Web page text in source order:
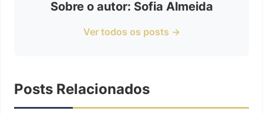
Sobre o autor: Sofia Almeida
Ver todos os posts →
Posts Relacionados